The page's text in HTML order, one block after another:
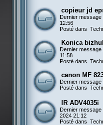
copieur jd
Dernier message
12:56
Posté dans
Konica
Dernier message
11:58
Posté dans
canon MF
Dernier message
Posté dans
IR ADV4035i
Dernier message
2024 21:12
Posté dans